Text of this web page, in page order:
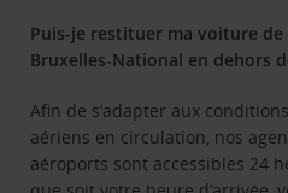
Puis-je restituer ma voiture de
Bruxelles-National en dehors
Afin de s’adapter aux
aériens en circulation, nos
aéroports sont accessibles 24